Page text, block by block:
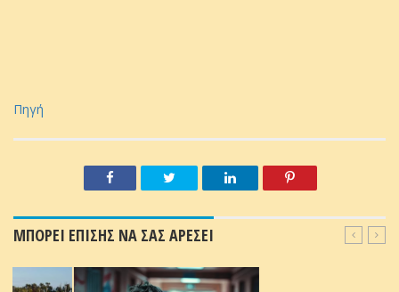
Πηγή
ΜΠΟΡΕΙ ΕΠΙΣΗΣ ΝΑ ΣΑΣ ΑΡΕΣΕΙ